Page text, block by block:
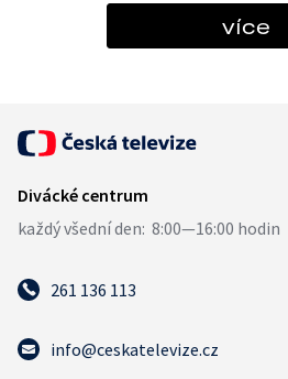
více
261 136 113
info@ceskatelevize.cz